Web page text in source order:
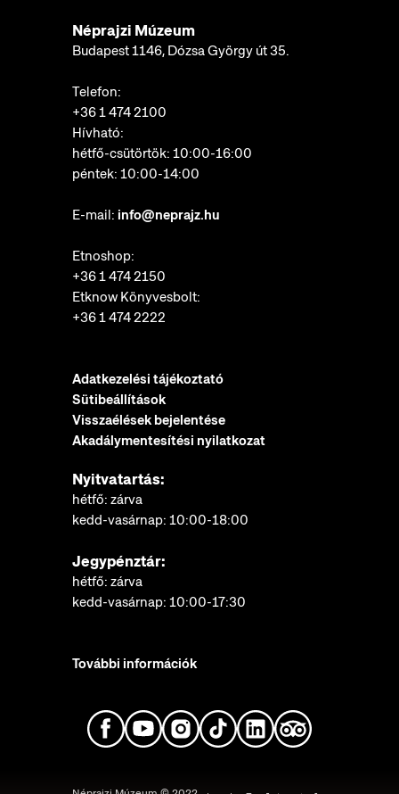
Néprajzi Múzeum
Budapest 1146, Dózsa György út 35.
Telefon:
+36 1 474 2100
Hívható:
hétfő-csütörtök: 10:00-16:00
péntek: 10:00-14:00
E-mail: info@neprajz.hu
Etnoshop:
+36 1 474 2150
Etknow Könyvesbolt:
+36 1 474 2222
Adatkezelési tájékoztató
Sütibeállítások
Visszaélések bejelentése
Akadálymentesítési nyilatkozat
Nyitvatartás:
hétfő: zárva
kedd-vasárnap: 10:00-18:00
Jegypénztár:
hétfő: zárva
kedd-vasárnap: 10:00-17:30
További információk